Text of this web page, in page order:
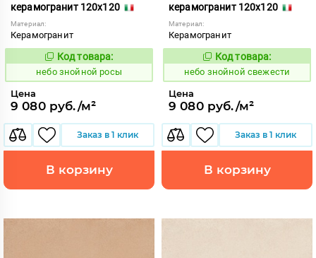
керамогранит 120x120
Материал:
Керамогранит
1113457
Код товара:
небо знойной росы
Цена
9 080 руб./м²
Заказ в 1 клик
В корзину
керамогранит 120x120
Материал:
Керамогранит
1113458
Код товара:
небо знойной свежести
Цена
9 080 руб./м²
Заказ в 1 клик
В корзину